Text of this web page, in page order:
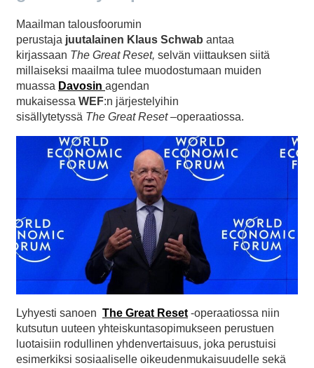
Maailman talousfoorumin
perustaja juutalainen Klaus Schwab antaa
kirjassaan The Great Reset, selvän viittauksen siitä
millaiseksi maailma tulee muodostumaan muiden
muassa Davosin agendan
mukaisessa WEF:n järjestelyihin
sisällytetyssä The Great Reset–operaatiossa.
Lyhyesti sanoen The Great Reset -operaatiossa niin
kutsutun uuteen yhteiskuntasopimukseen perustuen
luotaisiin rodullinen yhdenvertaisuus, joka perustuisi
esimerkiksi sosiaaliselle oikeudenmukaisuudelle sekä